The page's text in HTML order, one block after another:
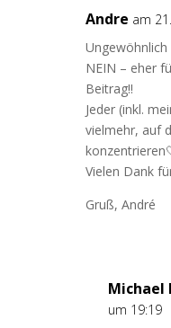
Andre am
NEIN – eher
Beitrag!!
Jeder (inkl.
vielmehr, auf
Vielen Dank
Gruß, André
Michael
um 19:19